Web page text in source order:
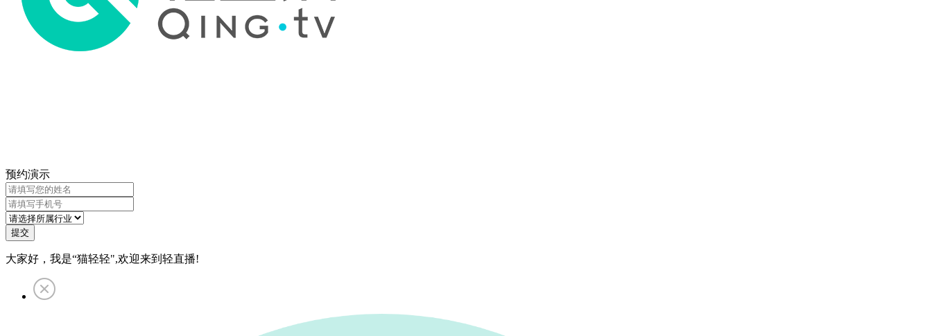
预约演示
提交
大家好，我是“猫轻轻",欢迎来到轻直播!